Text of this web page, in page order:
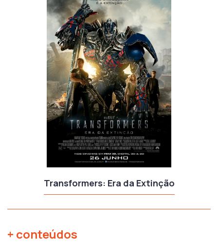
Transformers: Era da Extinção
+ conteúdos